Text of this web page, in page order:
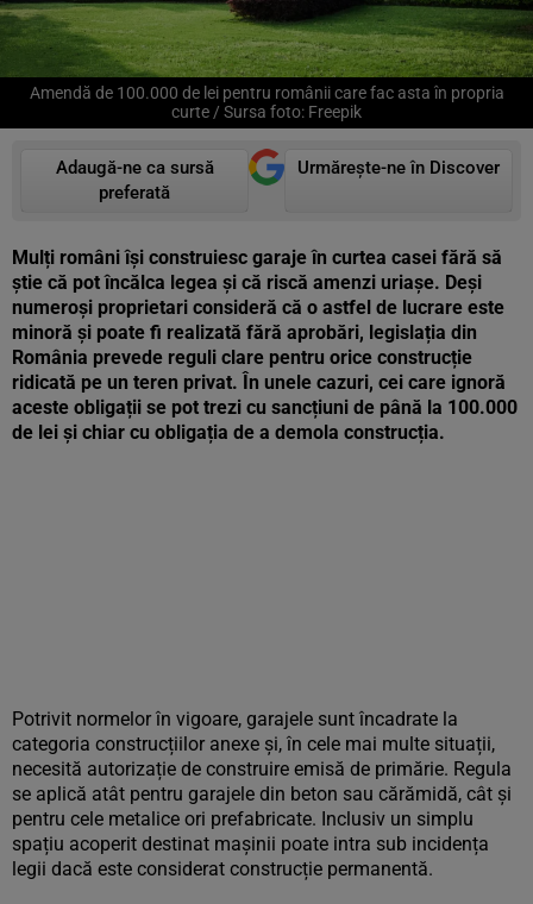
Amendă de 100.000 de lei pentru românii care fac asta în propria
curte / Sursa foto: Freepik
Adaugă-ne ca sursă
preferată
Urmărește-ne în Discover
Mulți români își construiesc garaje în curtea casei fără să
știe că pot încălca legea și că riscă amenzi uriașe. Deși
numeroși proprietari consideră că o astfel de lucrare este
minoră și poate fi realizată fără aprobări, legislația din
România prevede reguli clare pentru orice construcție
ridicată pe un teren privat. În unele cazuri, cei care ignoră
aceste obligații se pot trezi cu sancțiuni de până la 100.000
de lei și chiar cu obligația de a demola construcția.
Potrivit normelor în vigoare, garajele sunt încadrate la
categoria construcțiilor anexe și, în cele mai multe situații,
necesită autorizație de construire emisă de primărie. Regula
se aplică atât pentru garajele din beton sau cărămidă, cât și
pentru cele metalice ori prefabricate. Inclusiv un simplu
spațiu acoperit destinat mașinii poate intra sub incidența
legii dacă este considerat construcție permanentă.